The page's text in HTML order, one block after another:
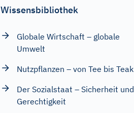
Wissensbibliothek
Globale Wirtschaft – globale
Umwelt
Nutzpflanzen – von Tee bis Teak
Der Sozialstaat – Sicherheit und
Gerechtigkeit